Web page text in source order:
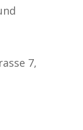
7,